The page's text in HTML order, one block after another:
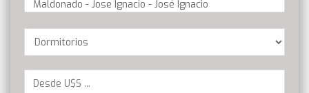
Dormitorios